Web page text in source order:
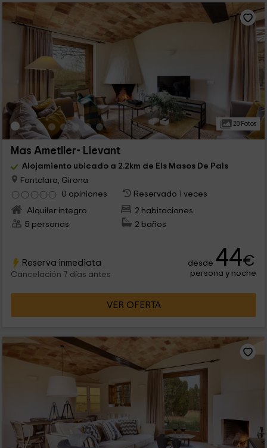
28 Fotos
Mas Ametller- Llevant
Alojamiento ubicado a 2.2km de Els Masos De Pals
Fontclara, Girona
0 opiniones
Reservado 1 veces
Alquiler íntegro
2 habitaciones
5 personas
2 baños
Reserva inmediata
Cancelación 7 días antes
desde 44€
persona y noche
VER OFERTA